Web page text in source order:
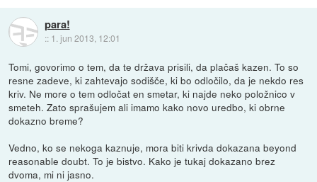
para!
:: 1. jun 2013, 12:01
Tomi, govorimo o tem, da te država prisili, da plačaš kazen. To so
resne zadeve, ki zahtevajo sodišče, ki bo odločilo, da je nekdo res
kriv. Ne more o tem odločat en smetar, ki najde neko položnico v
smeteh. Zato sprašujem ali imamo kako novo uredbo, ki obrne
dokazno breme?
Vedno, ko se nekoga kaznuje, mora biti krivda dokazana beyond
reasonable doubt. To je bistvo. Kako je tukaj dokazano brez
dvoma, mi ni jasno.